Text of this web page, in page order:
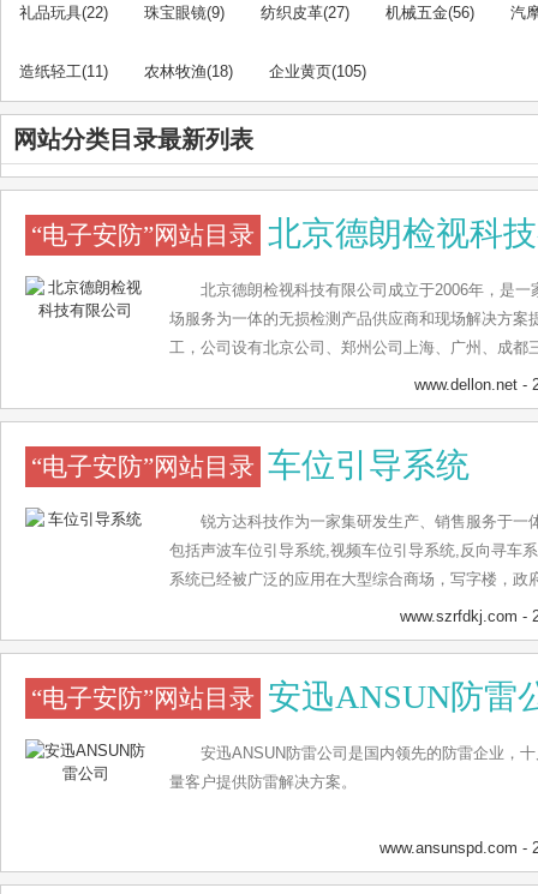
礼品玩具(22) 珠宝眼镜(9) 纺织皮革(27) 机械五金(56) 汽
造纸轻工(11) 农林牧渔(18) 企业黄页(105)
网站分类目录最新列表
“电子安防”网站目录 北京德朗检视科
北京德朗检视科技有限公司成立于2006年，是
场服务为一体的无损检测产品供应商和现场解决方案
工，公司设有北京公司、郑州公司上海、广州、成都
国外售后服务机构，业务遍及国内外数十个国家。
www.dellon.net -
“电子安防”网站目录 车位引导系统
锐方达科技作为一家集研发生产、销售服务于一
包括声波车位引导系统,视频车位引导系统,反向寻车
系统已经被广泛的应用在大型综合商场，写字楼，政
车场，解决了车主在大型地下车场内停车后，找不
统全国统一服务热线：4006758308。
www.szrfdkj.com -
“电子安防”网站目录 安迅ANSUN防雷
安迅ANSUN防雷公司是国内领先的防雷企业，
量客户提供防雷解决方案。
www.ansunspd.com -